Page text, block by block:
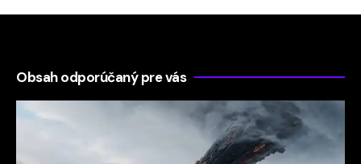
Obsah odporúčaný pre vás